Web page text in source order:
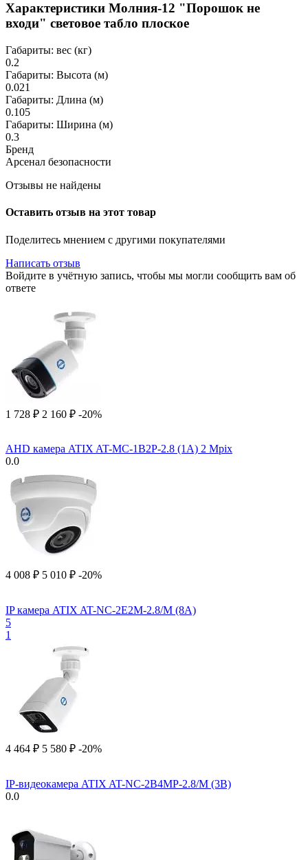
Характеристики Молния-12 "Порошок не
входи" световое табло плоское
Габариты: вес (кг)
0.2
Габариты: Высота (м)
0.021
Габариты: Длина (м)
0.105
Габариты: Ширина (м)
0.3
Бренд
Арсенал безопасности
Отзывы не найдены
Оставить отзыв на этот товар
Поделитесь мнением с другими покупателями
Написать отзыв
Войдите в учётную запись, чтобы мы могли сообщить вам об
ответе
1 728 ₽ 2 160 ₽ -20%
AHD камера ATIX AT-MC-1B2P-2.8 (1A) 2 Mpix
0.0
4 008 ₽ 5 010 ₽ -20%
IP камера ATIX AT-NC-2E2M-2.8/M (8A)
5
1
4 464 ₽ 5 580 ₽ -20%
IP-видеокамера ATIX AT-NC-2B4MP-2.8/M (3B)
0.0